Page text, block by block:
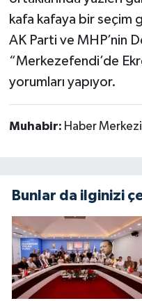
kafa kafaya bir seçim
AK Parti ve MHP’nin
“Merkezefendi’de
yorumları yapıyor.
Muhabir: Haber Merkezi
Bunlar da ilginizi